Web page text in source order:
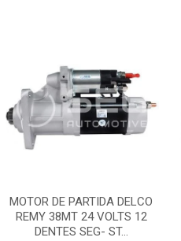
MOTOR DE PARTIDA DELCO
REMY 38MT 24 VOLTS 12
DENTES SEG- ST...